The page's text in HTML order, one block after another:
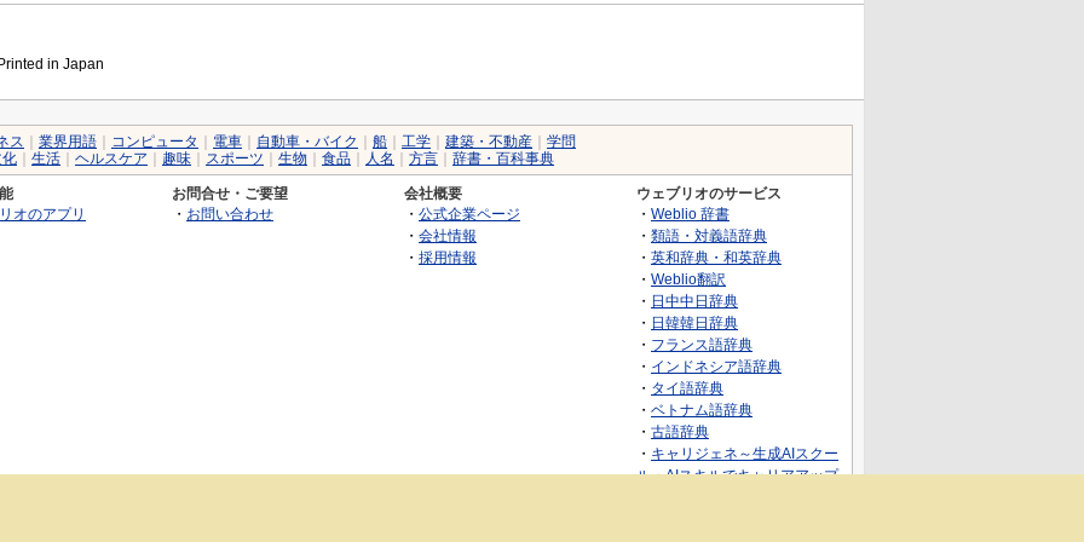
in Japan
ス 業界用語 コンピュータ 電車 自動車・バイク 船 工学 建築・不動産
学問
化
生活 ヘルスケア 趣味 スポーツ 生物 食品 人名 方言 辞書・百科事典
オのアプリ
お問合せ・ご要望
・ お問い合わせ
会社概要
・ 公式企業ページ
・ 会社情報
・ 採用情報
ウェブリオのサービス
・ Weblio 辞書
・ 類語・対義語辞典
・ 英和辞典・和英辞典
・ Weblio翻訳
・ 日中中日辞典
・ 日韓韓日辞典
・ フランス語辞典
・ インドネシア語辞典
・ タイ語辞典
・ ベトナム語辞典
・ 古語辞典
・ キャリジェネ～生成AIスクー
ル・AIスキルでキャリアアップ